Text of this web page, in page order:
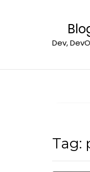
o
Dev,
Tag: